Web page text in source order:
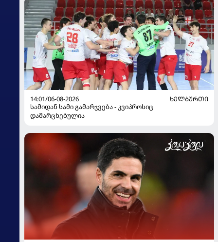
14:01/06-08-2026
ᲮᲔᲚᲑᲣᲠᲗᲘ
სამიდან სამი გამარჯვება - კვიპროსიც
დამარცხებულია